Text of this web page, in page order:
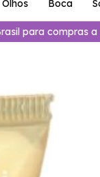
para compras a
Olhos Boca